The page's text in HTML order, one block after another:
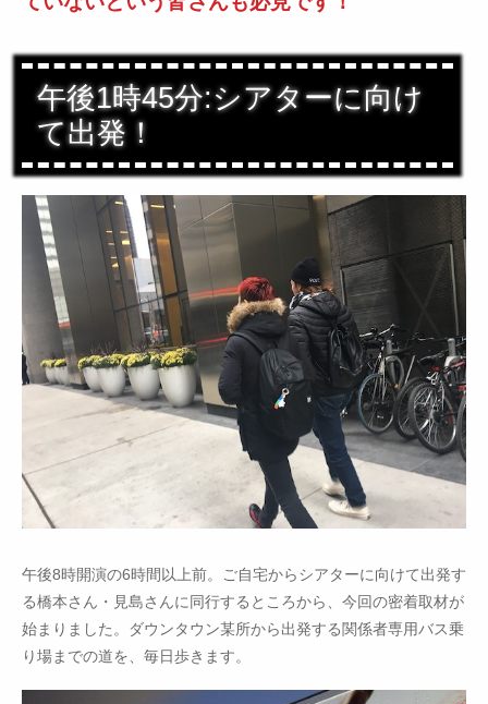
午後1時45分:シアターに向け
て出発！
午後8時開演の6時間以上前。ご自宅からシアターに向けて出発す
る橋本さん・見島さんに同行するところから、今回の密着取材が
始まりました。ダウンタウン某所から出発する関係者専用バス乗
り場までの道を、毎日歩きます。